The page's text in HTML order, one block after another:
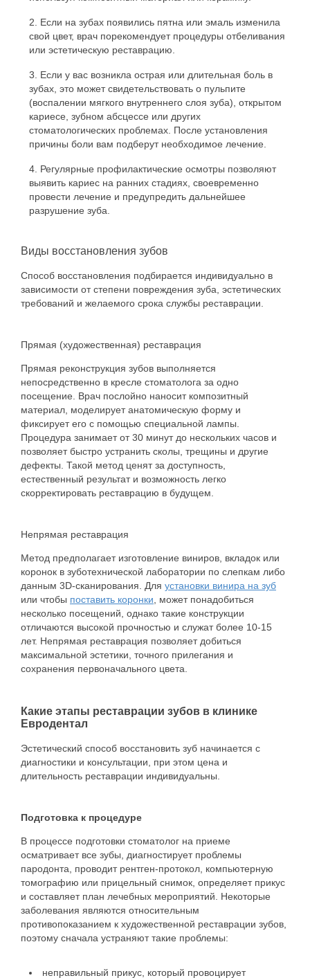
Если на зубах появились пятна или эмаль изменила
свой цвет, врач порекомендует процедуры отбеливания
или эстетическую реставрацию.
Если у вас возникла острая или длительная боль в
зубах, это может свидетельствовать о пульпите
(воспалении мягкого внутреннего слоя зуба), открытом
кариесе, зубном абсцессе или других
стоматологических проблемах. После установления
причины боли вам подберут необходимое лечение.
Регулярные профилактические осмотры позволяют
выявить кариес на ранних стадиях, своевременно
провести лечение и предупредить дальнейшее
разрушение зуба.
Виды восстановления зубов
Способ восстановления подбирается индивидуально в
зависимости от степени повреждения зуба, эстетических
требований и желаемого срока службы реставрации.
Прямая (художественная) реставрация
Прямая реконструкция зубов выполняется
непосредственно в кресле стоматолога за одно
посещение. Врач послойно наносит композитный
материал, моделирует анатомическую форму и
фиксирует его с помощью специальной лампы.
Процедура занимает от 30 минут до нескольких часов и
позволяет быстро устранить сколы, трещины и другие
дефекты. Такой метод ценят за доступность,
естественный результат и возможность легко
скорректировать реставрацию в будущем.
Непрямая реставрация
Метод предполагает изготовление виниров, вкладок или
коронок в зуботехнической лаборатории по слепкам либо
данным 3D-сканирования. Для установки винира на зуб
или чтобы поставить коронки, может понадобиться
несколько посещений, однако такие конструкции
отличаются высокой прочностью и служат более 10-15
лет. Непрямая реставрация позволяет добиться
максимальной эстетики, точного прилегания и
сохранения первоначального цвета.
Какие этапы реставрации зубов в клинике
Евродентал
Эстетический способ восстановить зуб начинается с
диагностики и консультации, при этом цена и
длительность реставрации индивидуальны.
Подготовка к процедуре
В процессе подготовки стоматолог на приеме
осматривает все зубы, диагностирует проблемы
пародонта, проводит рентген-протокол, компьютерную
томографию или прицельный снимок, определяет прикус
и составляет план лечебных мероприятий. Некоторые
заболевания являются относительным
противопоказанием к художественной реставрации зубов,
поэтому сначала устраняют такие проблемы:
неправильный прикус, который провоцирует